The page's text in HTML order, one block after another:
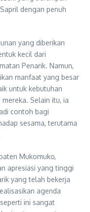
dengan penuh
yang diberikan
kecil dari
Penarik. Namun,
manfaat yang besar
untuk kebutuhan
Selain itu, ia
contoh bagi
sesama, terutama
Mukomuko,
apresiasi yang tinggi
yang telah bekerja
agenda
ini sangat